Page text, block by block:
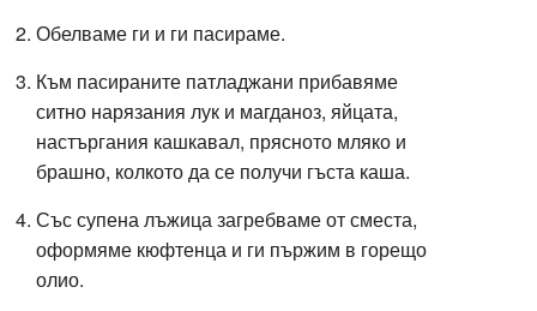
Обелваме ги и ги пасираме.
Към пасираните патладжани прибавяме
ситно нарязания лук и магданоз, яйцата,
настъргания кашкавал, прясното мляко и
брашно, колкото да се получи гъста каша.
Със супена лъжица загребваме от сместа,
оформяме кюфтенца и ги пържим в горещо
олио.